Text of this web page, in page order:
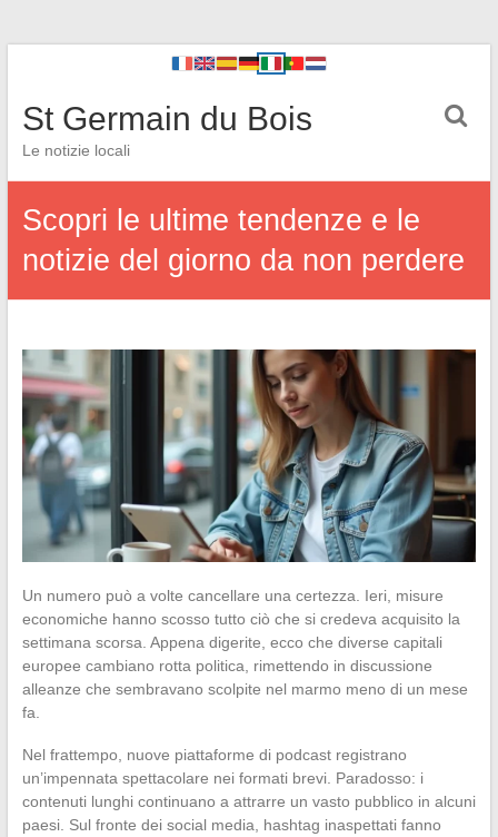
St Germain du Bois
Le notizie locali
Scopri le ultime tendenze e le
notizie del giorno da non perdere
Un numero può a volte cancellare una certezza. Ieri, misure
economiche hanno scosso tutto ciò che si credeva acquisito la
settimana scorsa. Appena digerite, ecco che diverse capitali
europee cambiano rotta politica, rimettendo in discussione
alleanze che sembravano scolpite nel marmo meno di un mese
fa.
Nel frattempo, nuove piattaforme di podcast registrano
un’impennata spettacolare nei formati brevi. Paradosso: i
contenuti lunghi continuano a attrarre un vasto pubblico in alcuni
paesi. Sul fronte dei social media, hashtag inaspettati fanno